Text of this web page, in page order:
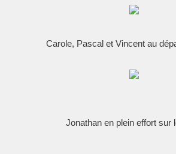
Carole, Pascal et Vincent au
Jonathan en plein effort sur